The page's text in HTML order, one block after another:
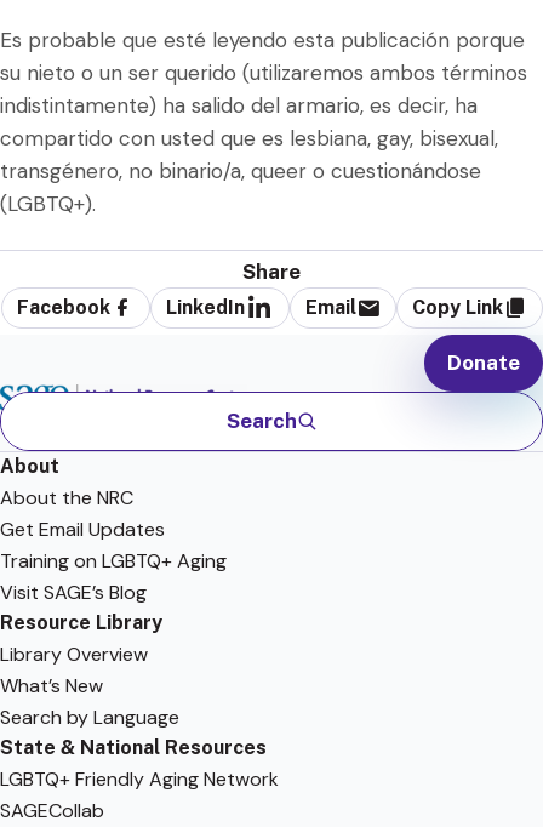
Es probable que esté leyendo esta publicación porque
su nieto o un ser querido (utilizaremos ambos términos
indistintamente) ha salido del armario, es decir, ha
compartido con usted que es lesbiana, gay, bisexual,
transgénero, no binario/a, queer o cuestionándose
(LGBTQ+).
Share
Facebook LinkedIn Email Copy Link
Search
Donate
About
About the NRC
Get Email Updates
Training on LGBTQ+ Aging
Visit SAGE’s Blog
Resource Library
Library Overview
What’s New
Search by Language
State & National Resources
LGBTQ+ Friendly Aging Network
SAGECollab